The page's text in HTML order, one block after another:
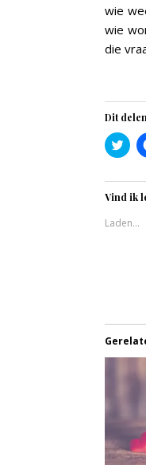
wie
wie
die
Dit
Klik
om
met
een
Vind ik
Laden...